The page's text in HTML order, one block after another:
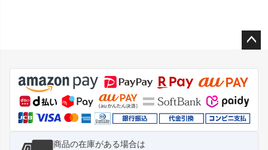
ジト
ップ
へ
商品の在庫がある場合は